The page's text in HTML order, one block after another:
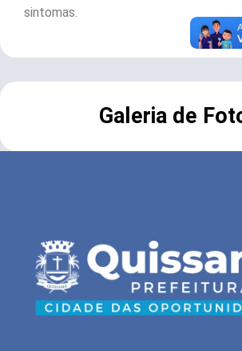
sintomas.
Galeria de